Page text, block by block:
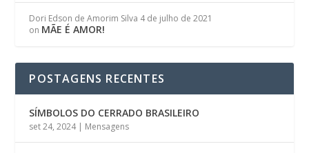
Dori Edson de Amorim Silva 4 de julho de 2021
on MÃE É AMOR!
POSTAGENS RECENTES
SÍMBOLOS DO CERRADO BRASILEIRO
set 24, 2024| Mensagens